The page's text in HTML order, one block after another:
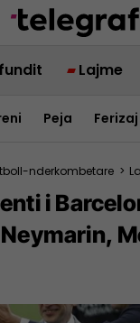
Lajme
Peja Ferizaj
nderkombetare >
i